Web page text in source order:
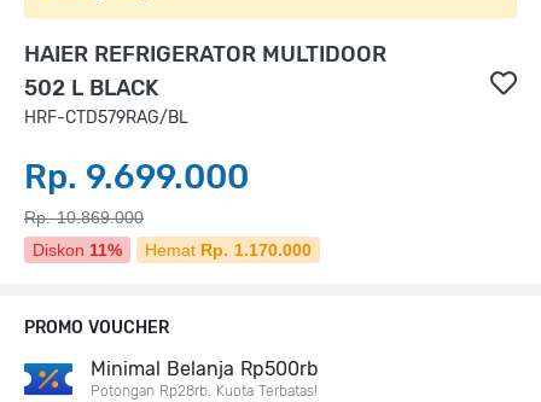
HAIER REFRIGERATOR MULTIDOOR
502 L BLACK
HRF-CTD579RAG/BL
Rp. 9.699.000
Rp. 10.869.000
Diskon 11% Hemat Rp. 1.170.000
PROMO VOUCHER
Minimal Belanja Rp500rb
Potongan Rp28rb. Kuota Terbatas!